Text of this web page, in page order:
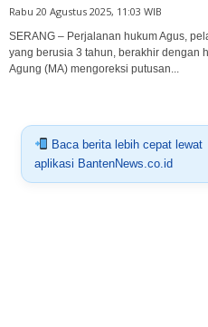
Rabu 20 Agustus 2025, 11:03 WIB
SERANG – Perjalanan hukum Agus,
yang berusia 3 tahun, berakhir dengan
Agung (MA) mengoreksi putusan...
Baca berita lebih cepat lewat
aplikasi BantenNews.co.id